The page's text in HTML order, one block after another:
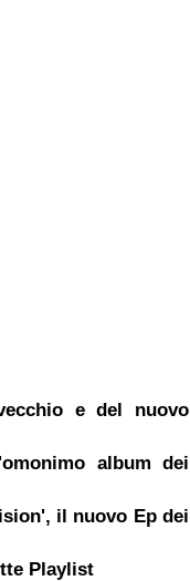
e del nuovo
album dei
il nuovo Ep dei
Playlist